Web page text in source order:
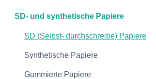
SD- und synthetische Papiere
SD (Selbst- durchschreibe) Papiere
Synthetische Papiere
Gummierte Papiere